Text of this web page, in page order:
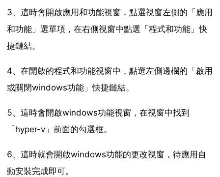
3、這時會開啟應用和功能視窗，點選視窗左側的「應用
和功能」選單項，在右側視窗中點選「程式和功能」快
捷鏈結。
4、在開啟的程式和功能視窗中，點選左側邊欄的「啟用
或關閉windows功能」快捷鏈結。
5、這時會開啟windows功能視窗，在視窗中找到
「hyper-v」前面的勾選框。
6、這時就會開啟windows功能的更改視窗，待應用自
動安裝完成即可。